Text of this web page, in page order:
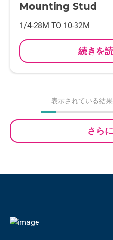
Mounting Stud
1/4-28M TO 10-32M
続きを
表示されている結果
さら